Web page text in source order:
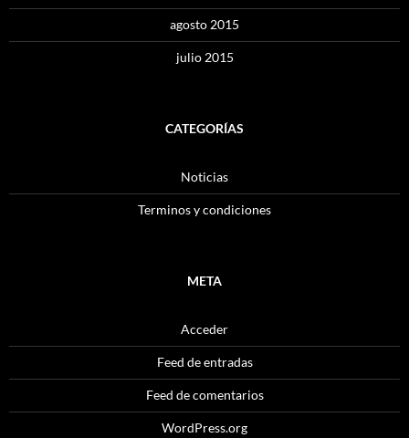
agosto 2015
julio 2015
CATEGORÍAS
Noticias
Terminos y condiciones
META
Acceder
Feed de entradas
Feed de comentarios
WordPress.org